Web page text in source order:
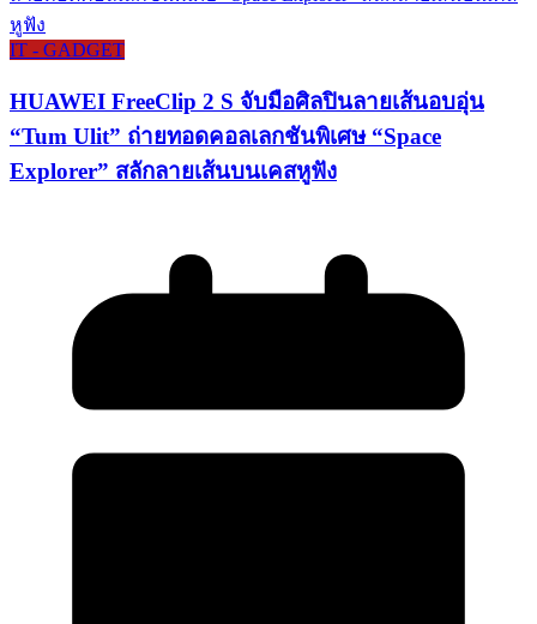
IT - GADGET
HUAWEI FreeClip 2 S จับมือศิลปินลายเส้นอบอุ่น
“Tum Ulit” ถ่ายทอดคอลเลกชันพิเศษ “Space
Explorer” สลักลายเส้นบนเคสหูฟัง